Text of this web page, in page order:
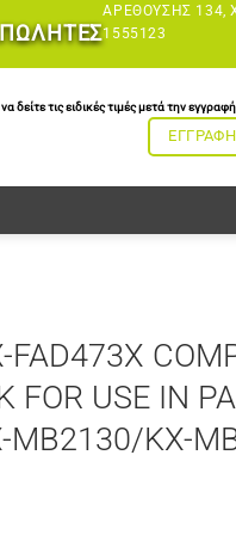
ΑΡΕΘΟΎΣΗΣ 134,
1555123
τις ειδικές τιμές μετά την
ΕΓΓΡΑΦΗ
FAD473X
FOR USE IN
MB2130/KX-